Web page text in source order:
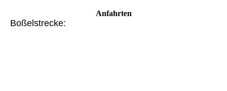
Anfahrten
Boßelstrecke: